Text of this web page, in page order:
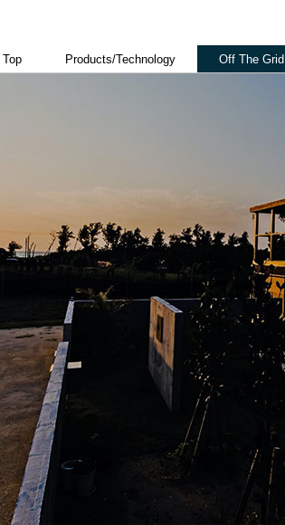
Top Products/Technology Off The Grid